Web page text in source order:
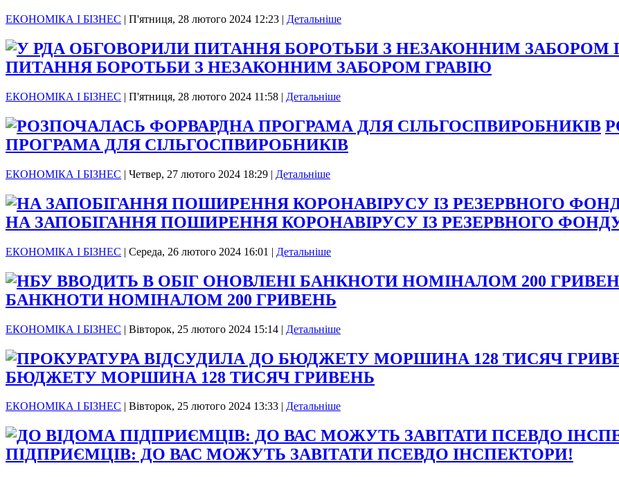
ЕКОНОМІКА І БІЗНЕС | П'ятниця, 28 лютого 2024 12:23 | Детальніше
ПИТАННЯ БОРОТЬБИ З НЕЗАКОННИМ ЗАБОРОМ ГРАВІЮ
ЕКОНОМІКА І БІЗНЕС | П'ятниця, 28 лютого 2024 11:58 | Детальніше
ПРОГРАМА ДЛЯ СІЛЬГОСПВИРОБНИКІВ
ЕКОНОМІКА І БІЗНЕС | Четвер, 27 лютого 2024 18:29 | Детальніше
НА ЗАПОБІГАННЯ ПОШИРЕННЯ КОРОНАВІРУСУ ІЗ РЕЗЕРВНОГО
ЕКОНОМІКА І БІЗНЕС | Середа, 26 лютого 2024 16:01 | Детальніше
БАНКНОТИ НОМІНАЛОМ 200 ГРИВЕНЬ
ЕКОНОМІКА І БІЗНЕС | Вівторок, 25 лютого 2024 15:14 | Детальніше
БЮДЖЕТУ МОРШИНА 128 ТИСЯЧ ГРИВЕНЬ
ЕКОНОМІКА І БІЗНЕС Вівторок, 25 лютого 2024 13:33 Детальніше
ПІДПРИЄМЦІВ: ДО ВАС МОЖУТЬ ЗАВІТАТИ ПСЕВДО ІНСПЕКТОРИ!